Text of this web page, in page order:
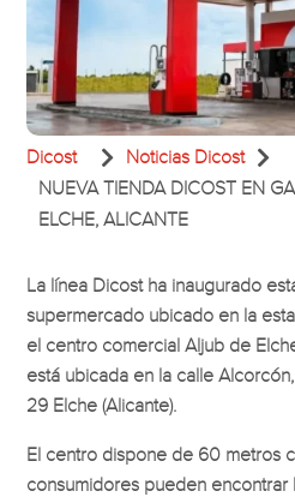
Dicost  Noticias Dicost 
NUEVA TIENDA DICOST EN
ELCHE, ALICANTE
La línea Dicost ha inaugurado
supermercado ubicado en la
el centro comercial Aljub de
está ubicada en la calle
29 Elche (Alicante).
El centro dispone de 60 metros
consumidores pueden